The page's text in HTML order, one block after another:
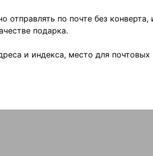
по почте без
подарка.
и индекса, место для